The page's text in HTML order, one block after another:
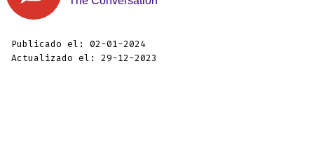
Publicado el: 02-01-2024
Actualizado el: 29-12-2023